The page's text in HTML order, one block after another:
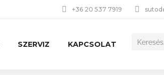
+36 20 537 7919
SZERVIZ KAPCSOLAT